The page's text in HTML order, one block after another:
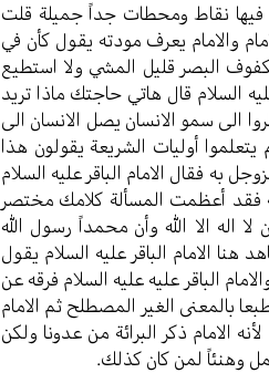
فيها نقاط ومحطات جداً جميلة قلت
والامام يعرف مودته يقول كأن في
البصر قليل المشي ولا استطيع
السلام قال هاتي حاجتك ماذا تريد
الى سمو الانسان يصل الانسان الى
أوليات الشريعة يقولون هذا
به فقال الامام الباقر عليه السلام
فقد أعظمت المسألة كلامك مختصر
اله الا الله وأن محمداً رسول الله
هنا الامام الباقر عليه السلام يقول
الباقر عليه عليه السلام فرقه عن
بالمعنى الغير المصطلح ثم الامام
الامام ذكر البرائة من عدونا ولكن
وهنئاً لمن كان كذلك.